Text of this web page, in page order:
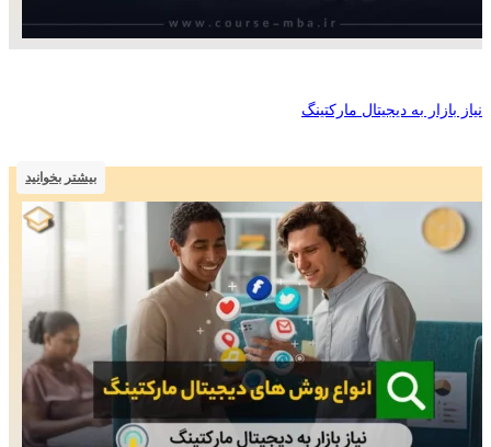
نیاز بازار به دیجیتال مارکتینگ
بیشتر بخوانید